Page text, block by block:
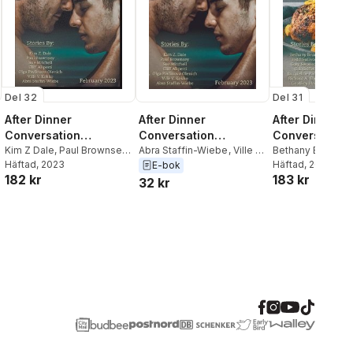
Del 32
After Dinner
Conversation
Magazine
Kim Z Dale, Paul Brownsey ,
Sue Mitchell
Häftad, 2023
182 kr
After Dinner
Conversation
Magazine
Abra Staffin-Wiebe , Ville V.
Kokko,Olga Pavlinova
Olenich
E-bok
32 kr
Del 31
After Dinner
Conversation
Magazine
Bethany Bruno
Sullivan ,Cory
Häftad, 2023
183 kr